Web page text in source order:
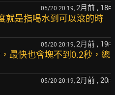
05/20 20:19, 2月前 , 18F
就是指喝水到可以滾的時
05/20 20:19, 2月前 , 19F
最快也會塊不到0.2秒，總
05/20 20:19, 2月前 , 20F